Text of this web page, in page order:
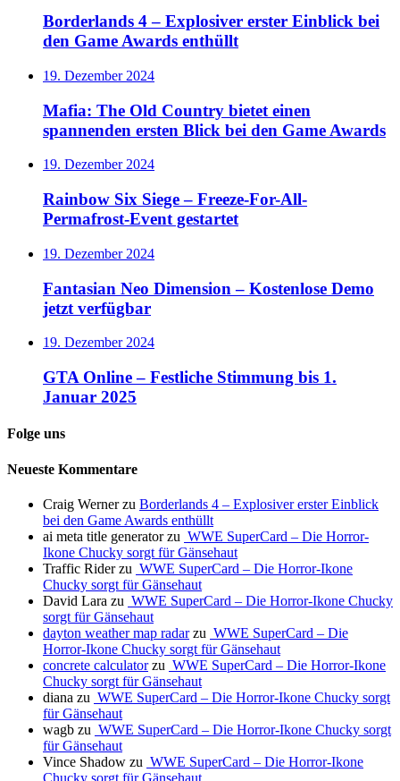
Borderlands 4 – Explosiver erster Einblick bei
den Game Awards enthüllt
19. Dezember 2024
Mafia: The Old Country bietet einen
spannenden ersten Blick bei den Game Awards
19. Dezember 2024
Rainbow Six Siege – Freeze-For-All-
Permafrost-Event gestartet
19. Dezember 2024
Fantasian Neo Dimension – Kostenlose Demo
jetzt verfügbar
19. Dezember 2024
GTA Online – Festliche Stimmung bis 1.
Januar 2025
Folge uns
Neueste Kommentare
Craig Wernerzu Borderlands 4 – Explosiver erster Einblick
bei den Game Awards enthüllt
ai meta title generatorzu WWE SuperCard – Die Horror-
Ikone Chucky sorgt für Gänsehaut
Traffic Riderzu WWE SuperCard – Die Horror-Ikone
Chucky sorgt für Gänsehaut
David Lara zu WWE SuperCard – Die Horror-Ikone Chucky
sorgt für Gänsehaut
dayton weather map radarzu WWE SuperCard – Die
Horror-Ikone Chucky sorgt für Gänsehaut
concrete calculatorzu WWE SuperCard – Die Horror-Ikone
Chucky sorgt für Gänsehaut
diana zu WWE SuperCard – Die Horror-Ikone Chucky sorgt
für Gänsehaut
wagb zu WWE SuperCard – Die Horror-Ikone Chucky sorgt
für Gänsehaut
Vince Shadow zu WWE SuperCard – Die Horror-Ikone
Chucky sorgt für Gänsehaut